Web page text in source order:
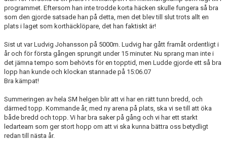
programmet. Eftersom han inte trodde korta häcken skulle fungera så bra
som den gjorde satsade han på detta, men det blev till slut trots allt en
plats i laget som korthäcklöpare, det han faktiskt är!
Sist ut var Ludvig Johansson på 5000m. Ludvig har gått framåt ordentligt i
år och för första gången sprungit under 15 minuter. Nu sprang man inte i
det jämna tempo som behövts för en topptid, men Ludde gjorde ett så bra
lopp han kunde och klockan stannade på 15:06.07
Bra kämpat!
Summeringen av hela SM helgen blir att vi har en rätt tunn bredd, och
därmed topp. Kommande år, med ny arena på plats, ska vi se till att öka
både bredd och topp. Vi har bra saker på gång och vi har ett starkt
ledarteam som ger stort hopp om att vi ska kunna bättra oss betydligt
redan till nästa år.